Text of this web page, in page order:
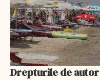
Drepturile de